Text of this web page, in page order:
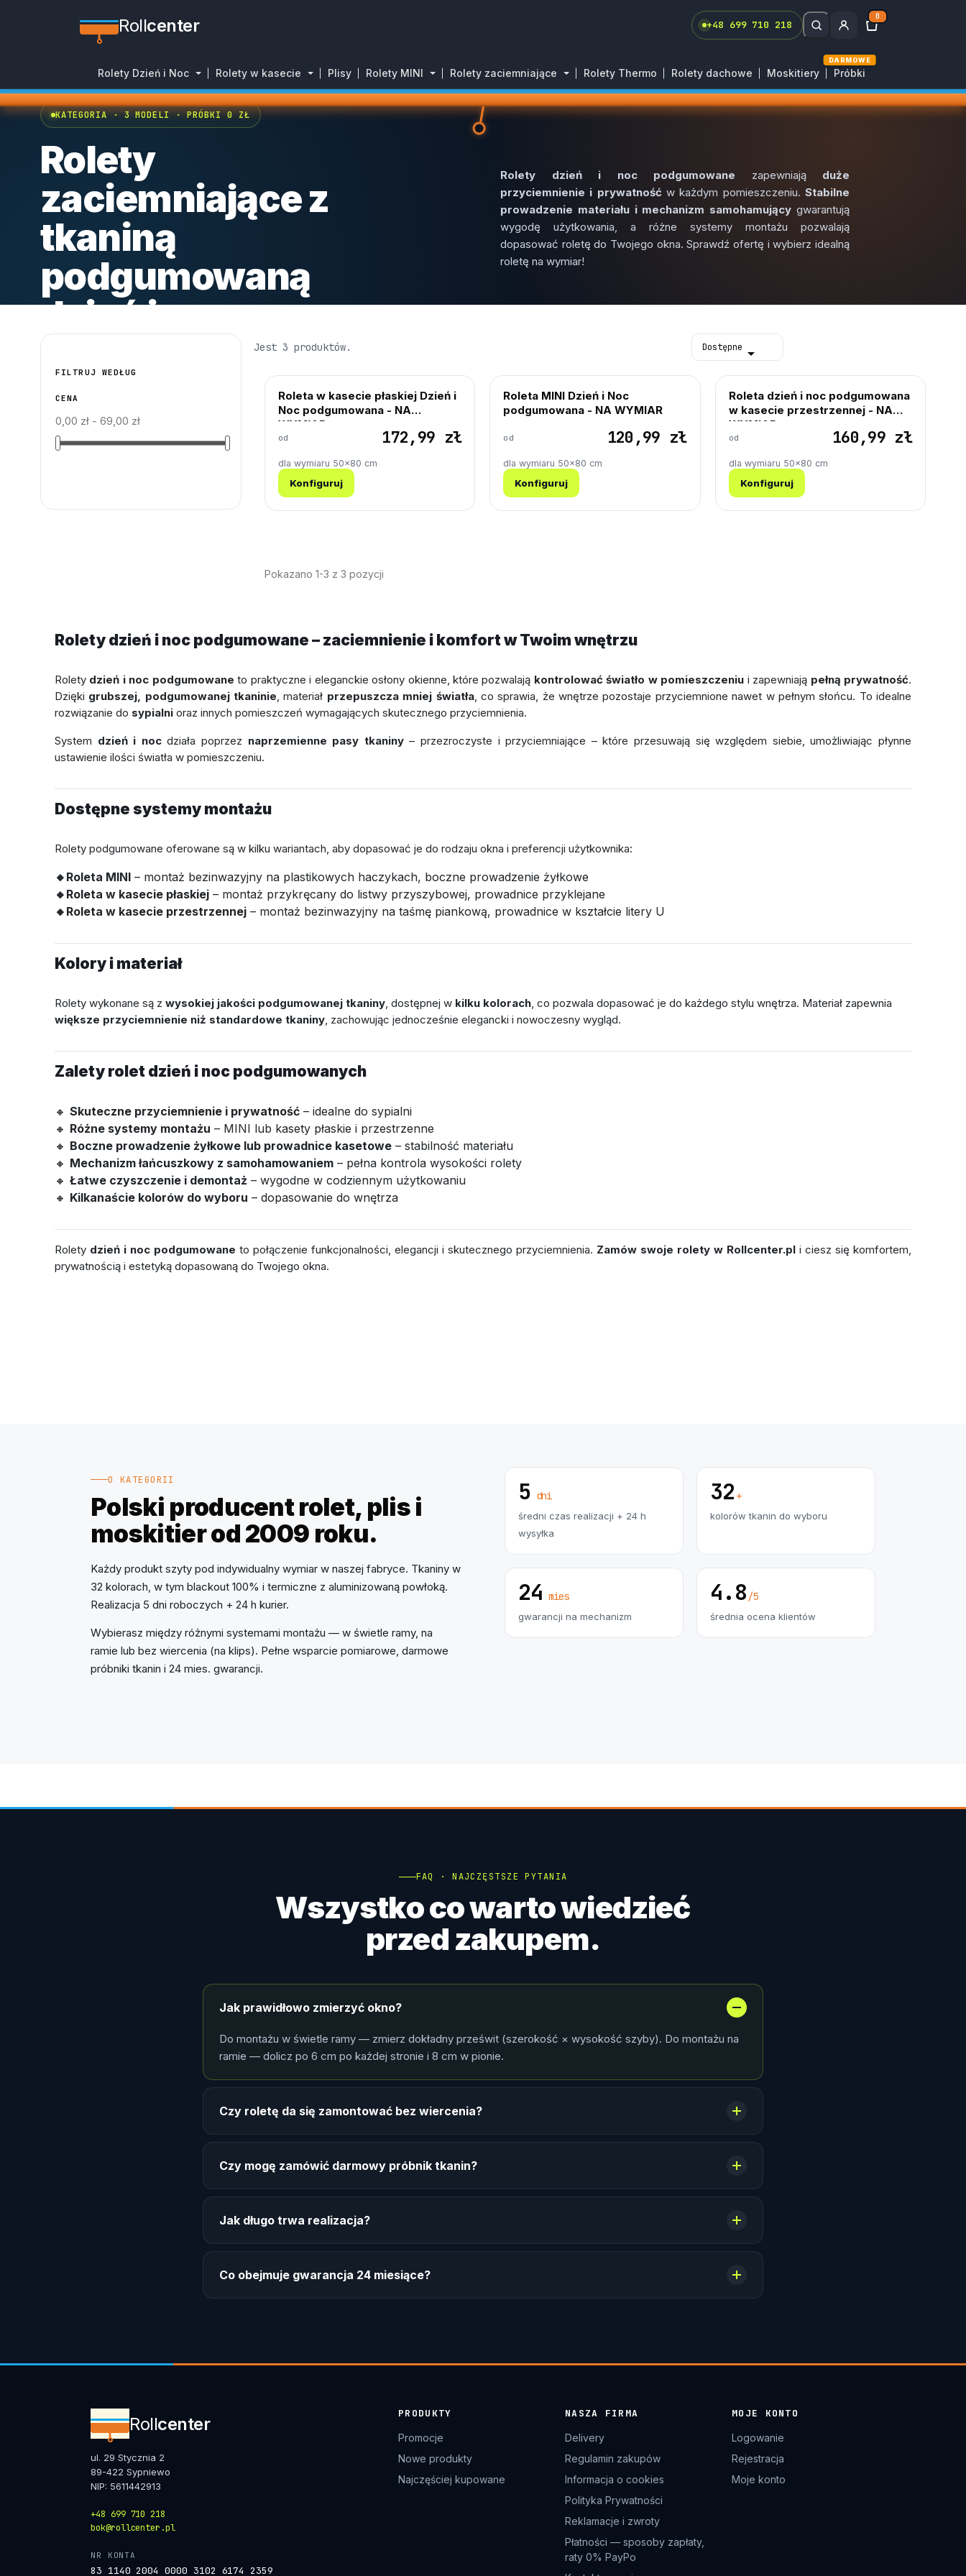
Rollcenter +48 699 710 218
0
Rolety Dzień i Noc Rolety w kasecie Plisy Rolety MINI Rolety zaciemniające Rolety Thermo Rolety dachowe Moskitiery Próbki
DARMOWE
ROLETY ZACIEMNIAJĄCE /ROLETY ZACIEMNIAJĄCE Z TKANINĄ PODGUMOWANĄ DZIEŃ I NOC
KATEGORIA · 3 MODELI · PRÓBKI 0 ZŁ
Rolety
zaciemniające z
tkaniną
podgumowaną
dzień i noc
Rolety dzień i noc podgumowane zapewniają duże
przyciemnienie i prywatność w każdym pomieszczeniu.Stabilne
prowadzenie materiału i mechanizm samohamujący gwarantują
wygodę użytkowania, a różne systemy montażu pozwalają
dopasować roletę do Twojego okna. Sprawdź ofertę i wybierz idealną
roletę na wymiar!
FILTRUJ WEDŁUG
CENA
0,00 zł - 69,00 zł
Jest 3 produktów. Dostępne 
Roleta w kasecie płaskiej Dzień i
Noc podgumowana - NA
WYMIAR
od 172,99 zł
dla wymiaru 50×80 cm
Konfiguruj
Roleta MINI Dzień i Noc
podgumowana - NA WYMIAR
od 120,99 zł
dla wymiaru 50×80 cm
Konfiguruj
Roleta dzień i noc podgumowana
w kasecie przestrzennej - NA
WYMIAR
od 160,99 zł
dla wymiaru 50×80 cm
Konfiguruj
Pokazano 1-3 z 3 pozycji
Rolety dzień i noc podgumowane – zaciemnienie i komfort w Twoim wnętrzu
Rolety dzień i noc podgumowane to praktyczne i eleganckie osłony okienne, które pozwalają kontrolować światło w pomieszczeniu i zapewniają pełną prywatność.
Dzięki grubszej, podgumowanej tkaninie, materiał przepuszcza mniej światła, co sprawia, że wnętrze pozostaje przyciemnione nawet w pełnym słońcu. To idealne
rozwiązanie do sypialni oraz innych pomieszczeń wymagających skutecznego przyciemnienia.
System dzień i nocdziała poprzez naprzemienne pasy tkaniny– przezroczyste i przyciemniające – które przesuwają się względem siebie, umożliwiając płynne
ustawienie ilości światła w pomieszczeniu.
Dostępne systemy montażu
Rolety podgumowane oferowane są w kilku wariantach, aby dopasować je do rodzaju okna i preferencji użytkownika:
🔸Roleta MINI – montaż bezinwazyjny na plastikowych haczykach, boczne prowadzenie żyłkowe
🔸Roleta w kasecie płaskiej – montaż przykręcany do listwy przyszybowej, prowadnice przyklejane
🔸Roleta w kasecie przestrzennej – montaż bezinwazyjny na taśmę piankową, prowadnice w kształcie litery U
Kolory i materiał
Rolety wykonane są z wysokiej jakości podgumowanej tkaniny, dostępnej w kilku kolorach, co pozwala dopasować je do każdego stylu wnętrza. Materiał zapewnia
większe przyciemnienie niż standardowe tkaniny, zachowując jednocześnie elegancki i nowoczesny wygląd.
Zalety rolet dzień i noc podgumowanych
🔸 Skuteczne przyciemnienie i prywatność – idealne do sypialni
🔸 Różne systemy montażu – MINI lub kasety płaskie i przestrzenne
🔸 Boczne prowadzenie żyłkowe lub prowadnice kasetowe – stabilność materiału
🔸 Mechanizm łańcuszkowy z samohamowaniem – pełna kontrola wysokości rolety
🔸 Łatwe czyszczenie i demontaż – wygodne w codziennym użytkowaniu
🔸 Kilkanaście kolorów do wyboru – dopasowanie do wnętrza
Rolety dzień i noc podgumowane to połączenie funkcjonalności, elegancji i skutecznego przyciemnienia. Zamów swoje rolety w Rollcenter.pl i ciesz się komfortem,
prywatnością i estetyką dopasowaną do Twojego okna.
O KATEGORII
Polski producent rolet, plis i
moskitier od 2009 roku.
Każdy produkt szyty pod indywidualny wymiar w naszej fabryce. Tkaniny w
32 kolorach, w tym blackout 100% i termiczne z aluminizowaną powłoką.
Realizacja 5 dni roboczych + 24 h kurier.
Wybierasz między różnymi systemami montażu — w świetle ramy, na
ramie lub bez wiercenia (na klips). Pełne wsparcie pomiarowe, darmowe
próbniki tkanin i 24 mies. gwarancji.
5 dni
średni czas realizacji + 24 h
wysyłka
32 +
kolorów tkanin do wyboru
24 mies
gwarancji na mechanizm
4.8 /5
średnia ocena klientów
FAQ · NAJCZĘSTSZE PYTANIA
Wszystko co warto wiedzieć
przed zakupem.
Jak prawidłowo zmierzyć okno?
Do montażu w świetle ramy — zmierz dokładny prześwit (szerokość × wysokość szyby). Do montażu na
ramie — dolicz po 6 cm po każdej stronie i 8 cm w pionie.
Czy roletę da się zamontować bez wiercenia?
Czy mogę zamówić darmowy próbnik tkanin?
Jak długo trwa realizacja?
Co obejmuje gwarancja 24 miesiące?
Rollcenter
ul. 29 Stycznia 2
89-422 Sypniewo
NIP: 5611442913
+48 699 710 218
bok@rollcenter.pl
NR KONTA
83 1140 2004 0000 3102 6174 2359
PRODUKTY
Promocje
Nowe produkty
Najczęściej kupowane
NASZA FIRMA
Delivery
Regulamin zakupów
Informacja o cookies
Polityka Prywatności
Reklamacje i zwroty
Płatności — sposoby zapłaty,
raty 0% PayPo
MOJE KONTO
Logowanie
Rejestracja
Moje konto